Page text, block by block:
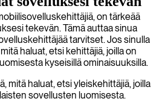
on tärkeää
tekevän. Tämä auttaa sinua
tarvitset. Jos sinulla
haluat, etsi kehittäjiä, joilla on
kyseisillä ominaisuuksilla.
mitä haluat, etsi yleiskehittäjiä, joilla
sovellusten luomisesta.